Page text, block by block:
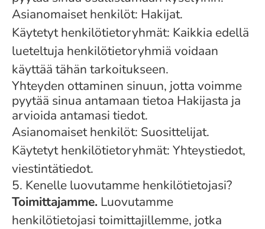
Asianomaiset henkilöt: Hakijat.
Käytetyt henkilötietoryhmät: Kaikkia edellä
lueteltuja henkilötietoryhmiä voidaan
käyttää tähän tarkoitukseen.
Yhteyden ottaminen sinuun, jotta voimme
pyytää sinua antamaan tietoa Hakijasta ja
arvioida antamasi tiedot.
Asianomaiset henkilöt: Suosittelijat.
Käytetyt henkilötietoryhmät: Yhteystiedot,
viestintätiedot.
5. Kenelle luovutamme henkilötietojasi?
Toimittajamme. Luovutamme
henkilötietojasi toimittajillemme, jotka